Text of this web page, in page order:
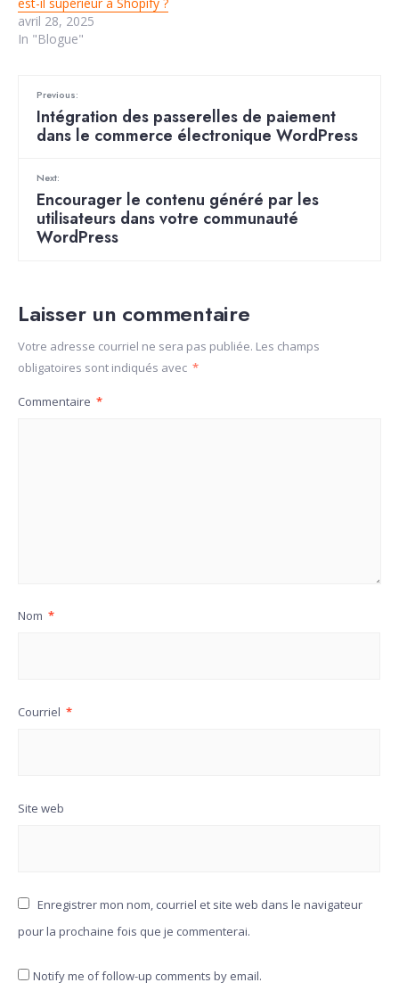
est-il supérieur à Shopify ?
avril 28, 2025
In "Blogue"
Previous:
Intégration des passerelles de paiement
dans le commerce électronique WordPress
Next:
Encourager le contenu généré par les
utilisateurs dans votre communauté
WordPress
Laisser un commentaire
Votre adresse courriel ne sera pas publiée. Les champs
obligatoires sont indiqués avec *
Commentaire *
Nom *
Courriel *
Site web
Enregistrer mon nom, courriel et site web dans le navigateur
pour la prochaine fois que je commenterai.
Notify me of follow-up comments by email.